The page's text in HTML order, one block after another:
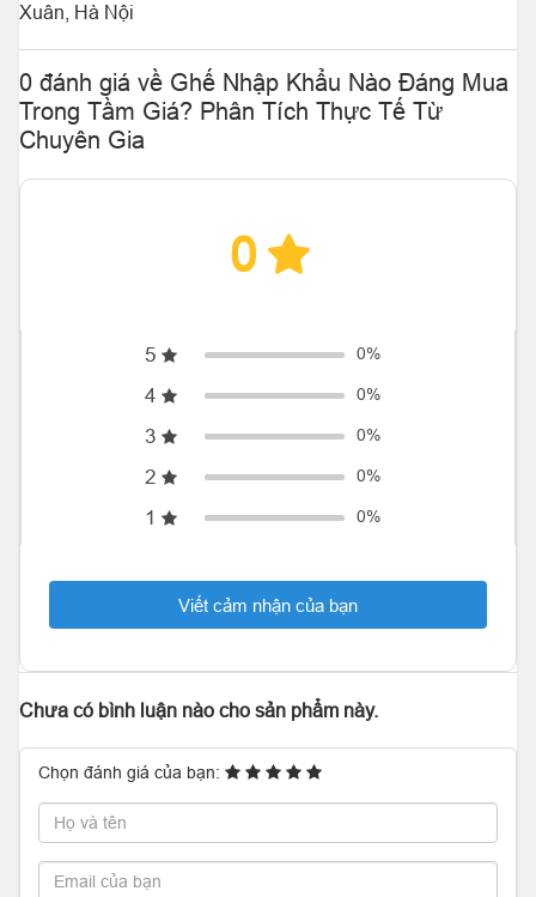
Xuân, Hà Nội
0 đánh giá về Ghế Nhập Khẩu Nào Đáng Mua
Trong Tầm Giá? Phân Tích Thực Tế Từ
Chuyên Gia
0
5 0%
4 0%
3 0%
2 0%
1 0%
Viết cảm nhận của bạn
Chưa có bình luận nào cho sản phẩm này.
Chọn đánh giá của bạn: